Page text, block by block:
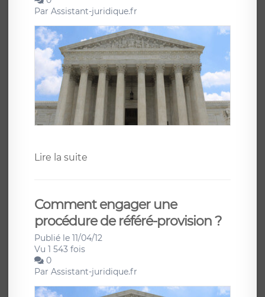
Par Assistant-juridique.fr
Lire la suite
Comment engager une
procédure de référé-provision ?
Publié le 11/04/12
Vu 1 543 fois
0
Par Assistant-juridique.fr